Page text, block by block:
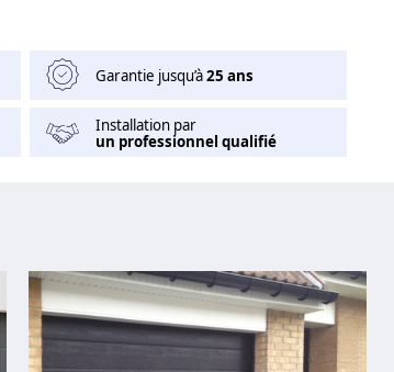
Garantie jusqu’à25 ans
Installation par
un professionnel qualifié